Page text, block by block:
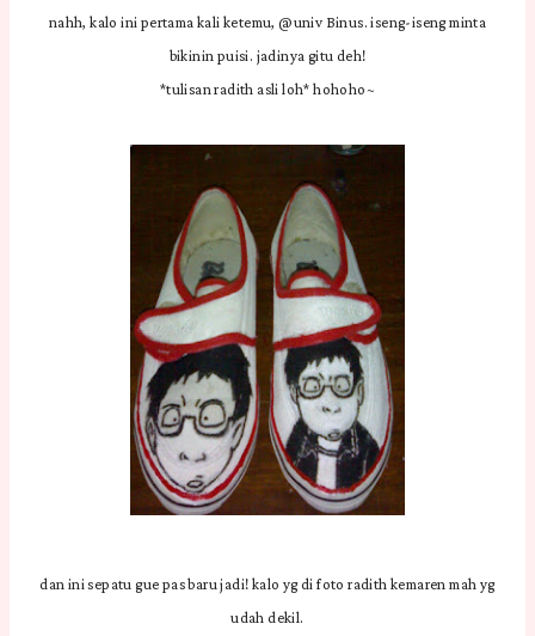
nahh, kalo ini pertama kali ketemu, @univ Binus. iseng-iseng minta
bikinin puisi. jadinya gitu deh!
*tulisan radith asli loh* hohoho~
dan ini sepatu gue pas baru jadi! kalo yg di foto radith kemaren mah yg
udah dekil.